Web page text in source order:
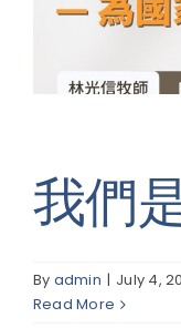
我們
By admin | July 4,
Read More